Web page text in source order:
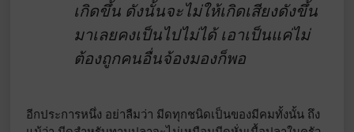
เกิดขึ้น ดังนั้นจะไม่ให้เกิดเสียงดังขึ้น
มาเลยคงเป็นไปไม่ได้ เอาเป็นแค่ไม่
ต้องถูกคนอื่นจ้องมองก็พอ
อีกประการหนึ่ง อย่าลืมว่า มีดทุกชนิดเป็นของมีคมทั้งนั้น ถึง